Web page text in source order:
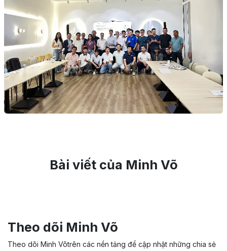
Bài viết của Minh Võ
Theo dõi Minh Võ
Theo dõi Minh Võtrên các nền tảng để cập nhật những chia sẻ